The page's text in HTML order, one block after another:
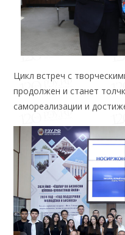
Цикл встреч с
продолжен и станет
самореализации и